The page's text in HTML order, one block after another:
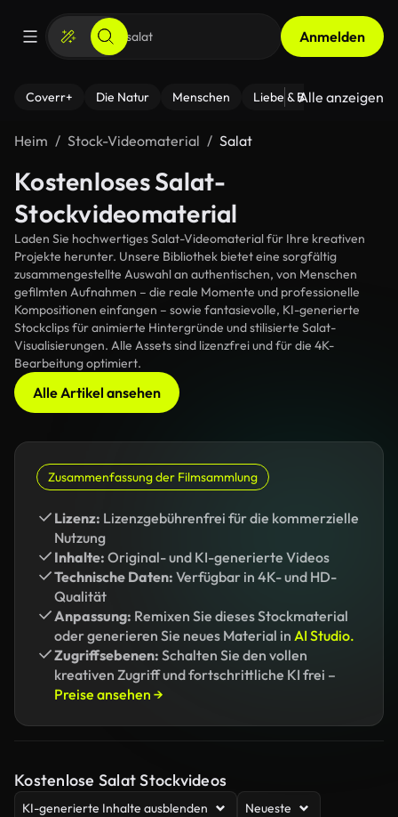
Anmelden
Coverr+ Die Natur Menschen Liebe & Beziehungen
Alle anzeigen
Heim Stock-Videomaterial Salat
Kostenloses Salat-
Stockvideomaterial
Laden Sie hochwertiges Salat-Videomaterial für Ihre kreativen
Projekte herunter. Unsere Bibliothek bietet eine sorgfältig
zusammengestellte Auswahl an authentischen, von Menschen
gefilmten Aufnahmen – die reale Momente und professionelle
Kompositionen einfangen – sowie fantasievolle, KI-generierte
Stockclips für animierte Hintergründe und stilisierte Salat-
Visualisierungen. Alle Assets sind lizenzfrei und für die 4K-
Bearbeitung optimiert.
Alle Artikel ansehen
Zusammenfassung der Filmsammlung
Lizenz: Lizenzgebührenfrei für die kommerzielle
Nutzung
Inhalte: Original- und KI-generierte Videos
Technische Daten: Verfügbar in 4K- und HD-
Qualität
Anpassung: Remixen Sie dieses Stockmaterial
oder generieren Sie neues Material in AI Studio.
Zugriffsebenen: Schalten Sie den vollen
kreativen Zugriff und fortschrittliche KI frei –
Preise ansehen →
Kostenlose Salat Stockvideos
KI-generierte Inhalte ausblenden Neueste